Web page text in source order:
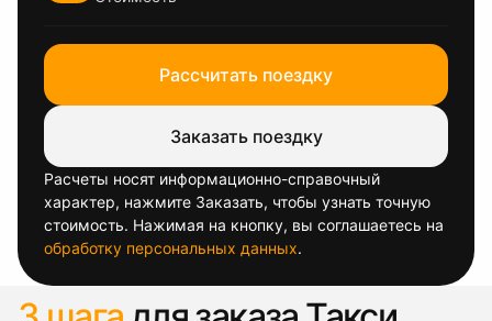
Рассчитать поездку
Заказать поездку
Расчеты носят информационно-справочный
характер, нажмите Заказать, чтобы узнать точную
стоимость. Нажимая на кнопку, вы соглашаетесь на
обработку персональных данных.